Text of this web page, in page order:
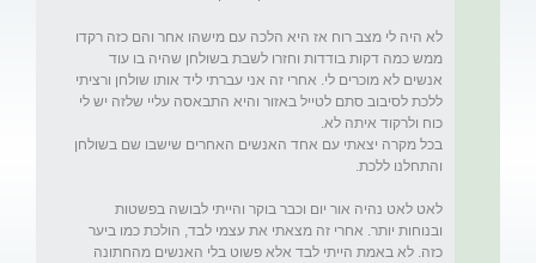
לא היה לי מצב רוח אז היא הלכה עם מישהו אחר והם כזה רקדו
ממש כמה דקות בודדות וחזרו לשבת בשולחן שהיה בו עוד
אנשים לא מוכרים לי. אחרי זה אני עברתי ליד אותו שולחן ורציתי
ללכת לסיבוב סתם לטייל באזור והיא התבאסה עליי שלזה יש לי
בכל מקרה יצאתי עם אחד האנשים האחרים שישבו שם בשולחן
לאט לאט נהיה אור יום וכבר בוקר והייתי לבושה בפשטות
ובנוחות יותר. אחרי זה מצאתי את עצמי לבד, הולכת כמו ביער
כזה. לא באמת הייתי לבד אלא פשוט בלי האנשים מהחתונה